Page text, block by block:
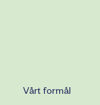
Vårt formål